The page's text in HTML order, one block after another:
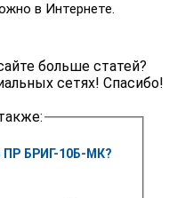
в Интернете.
больше статей?
сетях! Спасибо!
ПР БРИГ-10Б-МК?